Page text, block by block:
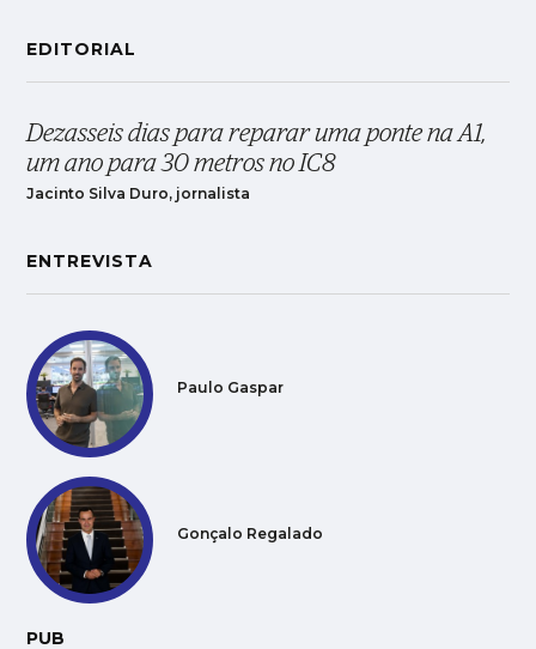
EDITORIAL
Dezasseis dias para reparar uma ponte na A1,
um ano para 30 metros no IC8
Jacinto Silva Duro, jornalista
ENTREVISTA
Paulo Gaspar
Gonçalo Regalado
PUB